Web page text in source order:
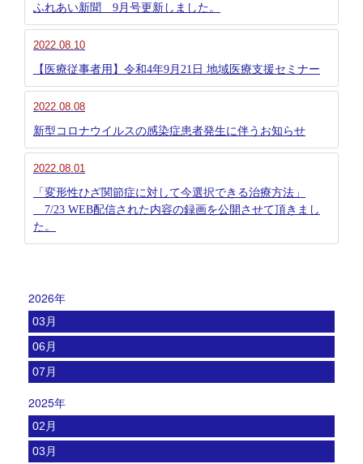
ふれあい新聞 9月号更新しました。
2022.08.10
【医療従事者用】令和4年9月21日 地域医療支援セミナー
2022.08.08
新型コロナウイルスの感染症患者発生に伴うお知らせ
2022.08.01
「変形性ひざ関節症に対して今選択できる治療方法」
7/23 WEB配信された内容の録画を公開させて頂きまし
た。
2026年
03月
06月
07月
2025年
02月
03月